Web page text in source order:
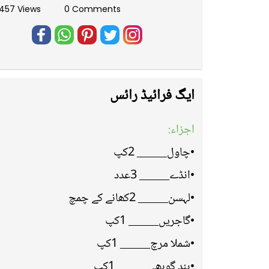
Views 0 Comments
ایگ فرائیڈ رائس
اجزاء:
•چاول_____ 2کپ
•انڈے_____ 3عدد
•لہسن_____ 2کھانے کے چمچ
•گاجریں_____ 1کپ
•شملا مرچ_____ 1کپ